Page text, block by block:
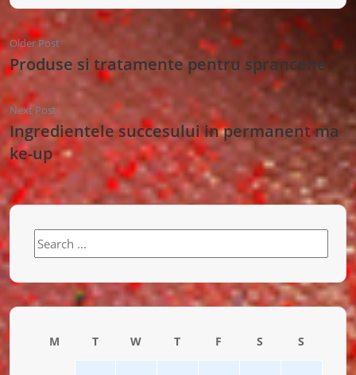
Older Post
Produse si tratamente pentru sprancene
Next Post
Ingredientele succesului in permanent ma
ke-up
Search
for:
M T W T F S S